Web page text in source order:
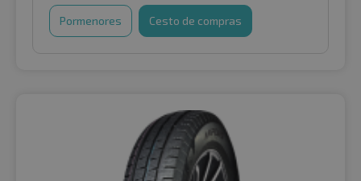
Pormenores Cesto de compras